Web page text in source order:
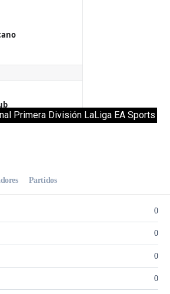
Primera División LaLiga EA Sports